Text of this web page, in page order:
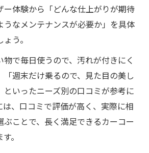
ー体験から「どんな仕上がりが期待
うなメンテナンスが必要か」を具体
う。
で毎日使うので、汚れが付きにく
「週末だけ乗るので、見た目の美し
といったニーズ別の口コミが参考に
は、口コミで評価が高く、実際に相
ぶことで、長く満足できるカーコー
。